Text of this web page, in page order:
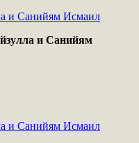
и Санийям